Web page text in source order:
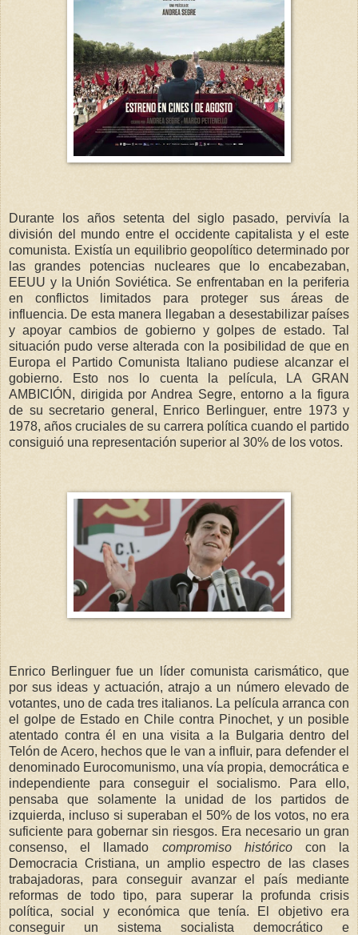
Durante los años setenta del siglo pasado, pervivía la
división del mundo entre el occidente capitalista y el este
comunista. Existía un equilibrio geopolítico determinado por
las grandes potencias nucleares que lo encabezaban,
EEUU y la Unión Soviética. Se enfrentaban en la periferia
en conflictos limitados para proteger sus áreas de
influencia. De esta manera llegaban a desestabilizar países
y apoyar cambios de gobierno y golpes de estado. Tal
situación pudo verse alterada con la posibilidad de que en
Europa el Partido Comunista Italiano pudiese alcanzar el
gobierno. Esto nos lo cuenta la película, LA GRAN
AMBICIÓN, dirigida por Andrea Segre, entorno a la figura
de su secretario general, Enrico Berlinguer, entre 1973 y
1978, años cruciales de su carrera política cuando el partido
consiguió una representación superior al 30% de los votos.
Enrico Berlinguer fue un líder comunista carismático, que
por sus ideas y actuación, atrajo a un número elevado de
votantes, uno de cada tres italianos. La película arranca con
el golpe de Estado en Chile contra Pinochet, y un posible
atentado contra él en una visita a la Bulgaria dentro del
Telón de Acero, hechos que le van a influir, para defender el
denominado Eurocomunismo, una vía propia, democrática e
independiente para conseguir el socialismo. Para ello,
pensaba que solamente la unidad de los partidos de
izquierda, incluso si superaban el 50% de los votos, no era
suficiente para gobernar sin riesgos. Era necesario un gran
consenso, el llamado compromiso históricocon la
Democracia Cristiana, un amplio espectro de las clases
trabajadoras, para conseguir avanzar el país mediante
reformas de todo tipo, para superar la profunda crisis
política, social y económica que tenía. El objetivo era
conseguir un sistema socialista democrático e